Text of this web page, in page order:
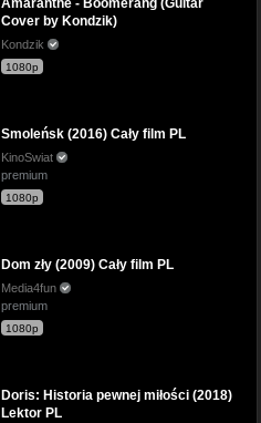
Amaranthe - Boomerang (Guitar
Cover by Kondzik)
Kondzik
1080p
Smoleńsk (2016) Cały film PL
KinoSwiat
premium
1080p
Dom zły (2009) Cały film PL
Media4fun
premium
1080p
Doris: Historia pewnej miłości (2018)
Lektor PL